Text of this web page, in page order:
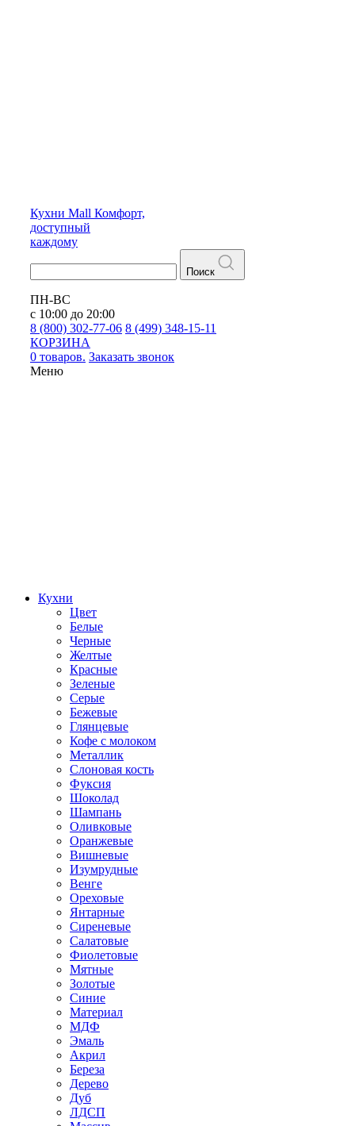
Кухни Mall Комфорт,
доступный
каждому
Поиск
ПН-ВС
с 10:00 до 20:00
8 (800) 302-77-06 8 (499) 348-15-11
КОРЗИНА
0 товаров. Заказать звонок
Меню
Кухни
Цвет
Белые
Черные
Желтые
Красные
Зеленые
Серые
Бежевые
Глянцевые
Кофе с молоком
Металлик
Слоновая кость
Фуксия
Шоколад
Шампань
Оливковые
Оранжевые
Вишневые
Изумрудные
Венге
Ореховые
Янтарные
Сиреневые
Салатовые
Фиолетовые
Мятные
Золотые
Синие
Материал
МДФ
Эмаль
Акрил
Береза
Дерево
Дуб
ЛДСП